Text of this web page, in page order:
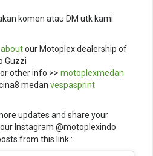
komen atau DM utk kami
aboutour Motoplex dealership of
Guzzi
other info >> motoplexmedan
medan vespasprint
updates and share your
Instagram @motoplexindo
from this link :